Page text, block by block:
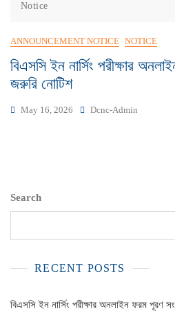
Notice
ANNOUNCEMENT NOTICE NOTICE
বিএসসি ইন নার্সিং পরীক্ষার
জরুরি নোটিশ
May 16, 2026 Dcnc-Admin
Search
RECENT POSTS
বিএসসি ইন নার্সিং পরীক্ষার অনলাইন ফরম পূরণ